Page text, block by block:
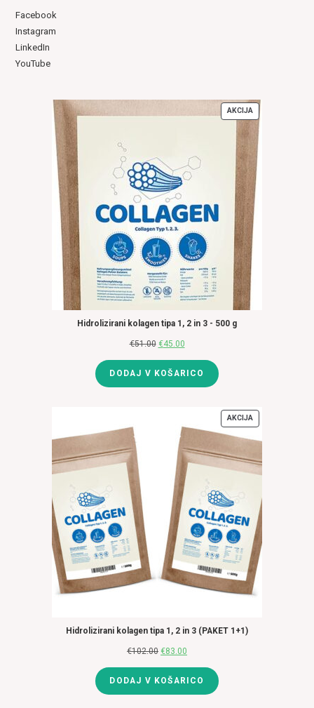
Facebook
Instagram
LinkedIn
YouTube
AKCIJAIZDELKI
V
AKCIJI
Hidrolizirani kolagen tipa 1, 2 in 3 - 500 g
€51.00 Izvirna
cena
je
€45.00Trenutna
cena
je:
DODAJ V KOŠARICO
AKCIJAIZDELKI
V
Hidrolizirani kolagen tipa 1, 2 in 3 (PAKET 1+1)
€102.00 Izvirna
cena
je
€83.00
cena
je:
DODAJ V KOŠARICO